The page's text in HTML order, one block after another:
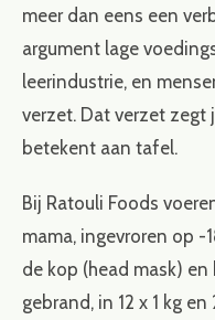
meer dan eens een
argument lage
leerindustrie, en
verzet. Dat verzet zegt
betekent aan tafel.
Bij Ratouli Foods
mama, ingevroren op -
de kop (head mask)
gebrand, in 12 x 1 kg